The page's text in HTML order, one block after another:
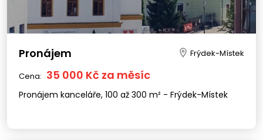
Pronájem Frýdek-Místek
Cena: 35 000 Kč za měsíc
Pronájem kanceláře, 100 až 300 m² - Frýdek-Místek